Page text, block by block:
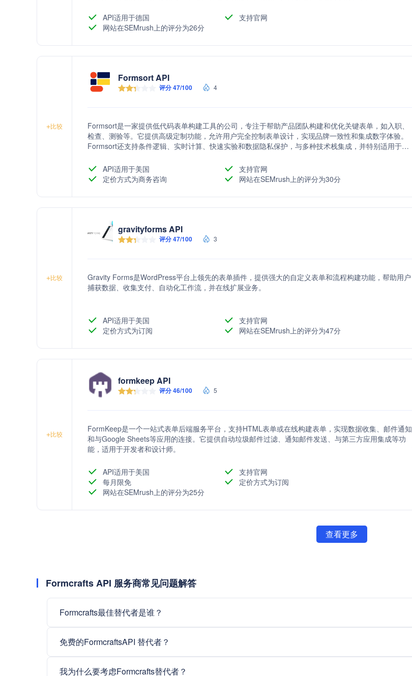
API适用于德国
支持官网
网站在SEMrush上的评分为26分
+比较
Formsort API
评分 47/100 4
Formsort是一家提供低代码表单构建工具的公司，专注于帮助产品团队构建和优化关键表单，如入职、
检查、测验等。它提供高级定制功能，允许用户完全控制表单设计，实现品牌一致性和集成数字体验。
Formsort还支持条件逻辑、实时计算、快速实验和数据隐私保护，与多种技术栈集成，并特别适用于医
API适用于美国
支持官网
定价方式为商务咨询
网站在SEMrush上的评分为30分
+比较
gravityforms API
评分 47/100 3
Gravity Forms是WordPress平台上领先的表单插件，提供强大的自定义表单和流程构建功能，帮助用户
捕获数据、收集支付、自动化工作流，并在线扩展业务。
API适用于美国
支持官网
定价方式为订阅
网站在SEMrush上的评分为47分
+比较
formkeep API
评分 46/100 5
FormKeep是一个一站式表单后端服务平台，支持HTML表单或在线构建表单，实现数据收集、邮件通知
和与Google Sheets等应用的连接。它提供自动垃圾邮件过滤、通知邮件发送、与第三方应用集成等功
能，适用于开发者和设计师。
API适用于美国
支持官网
每月限免
定价方式为订阅
网站在SEMrush上的评分为25分
查看更多
Formcrafts API 服务商常见问题解答
Formcrafts最佳替代者是谁？
免费的FormcraftsAPI 替代者？
我为什么要考虑Formcrafts替代者？